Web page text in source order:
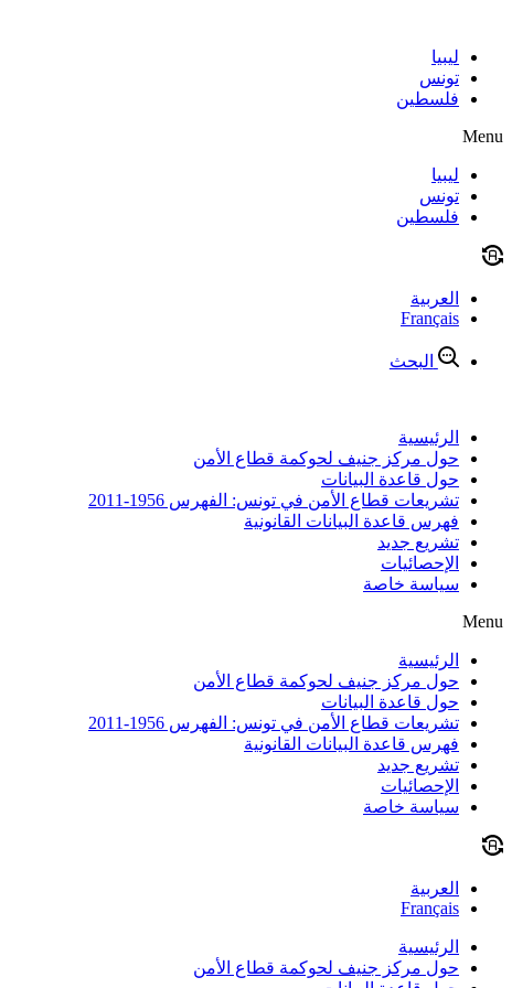
contentليبيا
تونس
فلسطين
Menu
ليبيا
تونس
فلسطين
العربية
Français
البحث
الرئيسية
حول مركز جنيف لحوكمة قطاع الأمن
حول قاعدة البيانات
تشريعات قطاع الأمن في تونس: الفهرس 1956-2011
فهرس قاعدة البيانات القانونية
تشريع جديد
الإحصائيات
سياسة خاصة
Menu
الرئيسية
حول مركز جنيف لحوكمة قطاع الأمن
حول قاعدة البيانات
تشريعات قطاع الأمن في تونس: الفهرس 1956-2011
فهرس قاعدة البيانات القانونية
تشريع جديد
الإحصائيات
سياسة خاصة
العربية
Français
الرئيسية
حول مركز جنيف لحوكمة قطاع الأمن